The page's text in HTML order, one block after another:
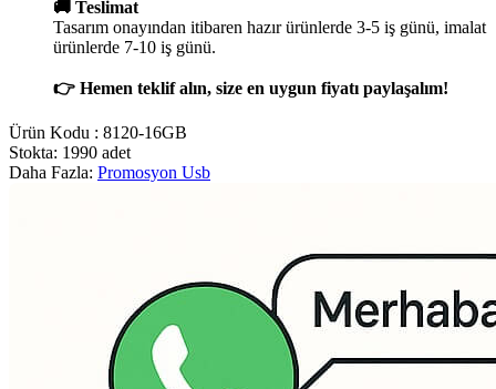
🚚 Teslimat
Tasarım onayından itibaren hazır ürünlerde 3-5 iş günü, imalat
ürünlerde 7-10 iş günü.
👉 Hemen teklif alın, size en uygun fiyatı paylaşalım!
Ürün Kodu : 8120-16GB
Stokta: 1990 adet
Daha Fazla: Promosyon Usb